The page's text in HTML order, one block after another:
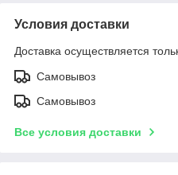
Условия доставки
Доставка осуществляется
Самовывоз
Самовывоз
Все условия доставки